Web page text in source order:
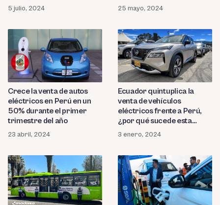
5 julio, 2024 25 mayo, 2024
Crece la venta de autos
eléctricos en Perú en un
50% durante el primer
trimestre del año
23 abril, 2024
Ecuador quintuplica la
venta de vehículos
eléctricos frente a Perú,
¿por qué sucede esta
situación?
3 enero, 2024